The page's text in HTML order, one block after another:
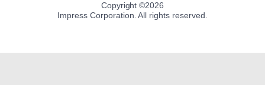
Copyright ©2026
Impress Corporation. All rights reserved.